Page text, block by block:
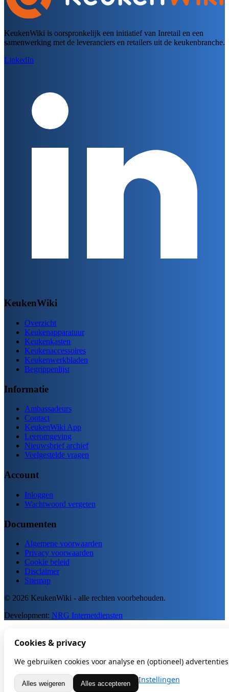
KeukenWiki is oorspronkelijk een initiatief van Inretail en een
samenwerking met de leveranciers en retailers uit de keukenbranche.
LinkedIn
KeukenWiki
Overzicht
Keukenapparatuur
Keukenkasten
Keukenaccessoires
Keukenwerkbladen
Begrippenlijst
Informatie
Ambassadeurs
Contact
KeukenWiki App
Leeromgeving
Nieuwsbrief archief
Veelgestelde vragen
Account
Inloggen
Wachtwoord vergeten
Documenten
Algemene voorwaarden
Privacy voorwaarden
Cookie beleid
Disclaimer
Sitemap
© 2026 KeukenWiki - alle rechten voorbehouden.
Development: NRG Internetdiensten
Cookies & privacy
We gebruiken cookies voor analyse en (optioneel)
Alles weigeren Alles accepteren Instellingen